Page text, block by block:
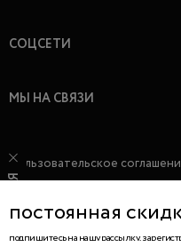
СОЦСЕТИ
МЫ НА СВЯЗИ
пользовательское
ПОДПИСАТЬСЯ
постоянная
подпишитесь на нашу рассылку,